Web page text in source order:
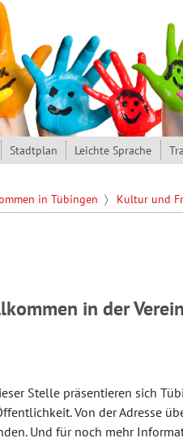
Stadtplan Leichte Sprache
in Tübingen Kultur und
in der
Stelle präsentieren sich
Von der Adresse
Und für noch mehr